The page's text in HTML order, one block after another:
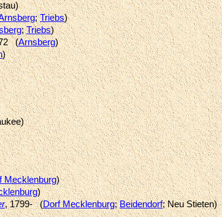
;Triebs)
;Triebs)
(Arnsberg)
)
Mecklenburg)
)
, 1799- (Dorf Mecklenburg;Beidendorf; Neu Stieten)